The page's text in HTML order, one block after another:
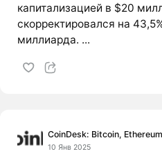
капитализацией в $20
скорректировался на
миллиарда. ...
CoinDesk: Bitcoin,
10 Янв 2025